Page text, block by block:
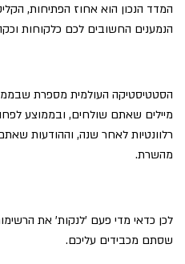
המדד הנכון הוא אחוז הפתיחות,
הנמענים החשובים לכם כלקוחות
הסטטיסטיקה העולמית מספרת
רלוונטיות לאחר שנה, וההודעות
מהשרת.
לכן כדאי מדי פעם 'לנקות' את
שסתם מכבידים עליכם.